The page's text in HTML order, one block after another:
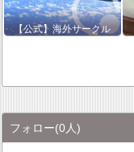
【公式】海外サークル
フォロー(0人)